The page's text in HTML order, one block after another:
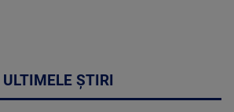
ULTIMELE ȘTIRI